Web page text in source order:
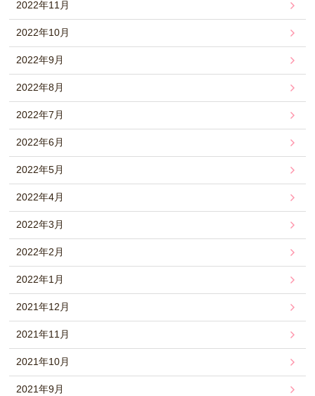
2022年11月
2022年10月
2022年9月
2022年8月
2022年7月
2022年6月
2022年5月
2022年4月
2022年3月
2022年2月
2022年1月
2021年12月
2021年11月
2021年10月
2021年9月